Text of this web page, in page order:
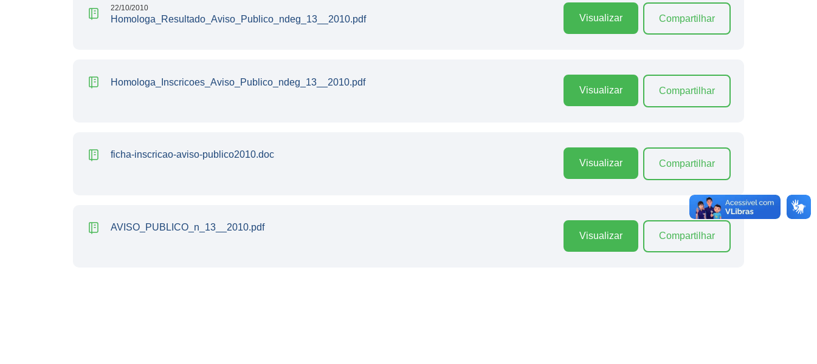
22/10/2010
Homologa_Resultado_Aviso_Publico_ndeg_13__2010.pdf Visualizar Compartilhar
Homologa_Inscricoes_Aviso_Publico_ndeg_13__2010.pdf
Visualizar Compartilhar
ficha-inscricao-aviso-publico2010.doc
Visualizar Compartilhar
AVISO_PUBLICO_n_13__2010.pdf
Visualizar Compartilhar